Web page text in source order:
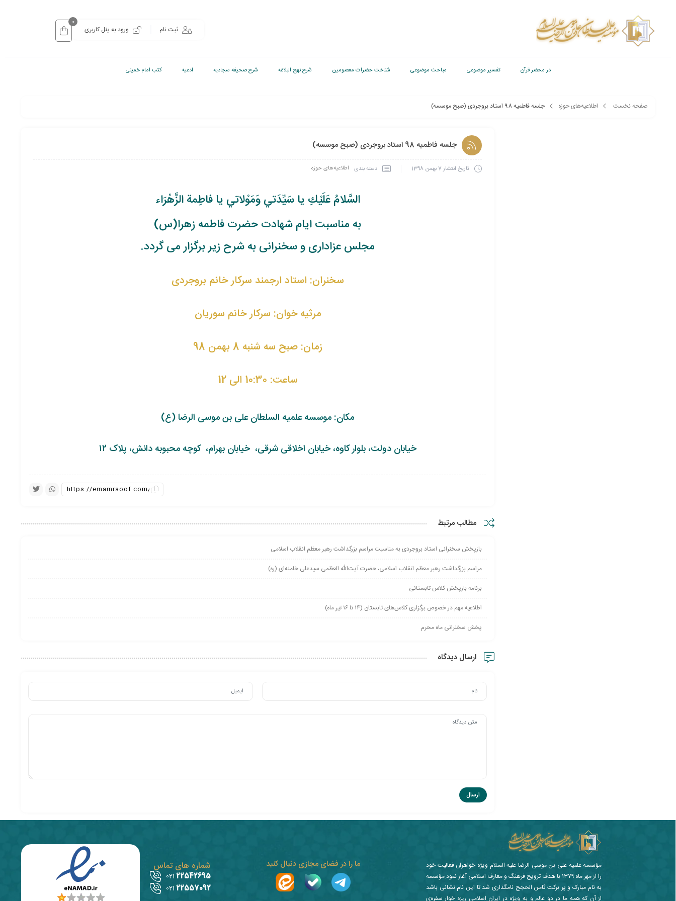
ثبت نام ورود به پنل کاربری
0
در محضر قرآن تفسیر موضوعی مباحث موضوعی شناخت حضرات معصومین شرح نهج البلاغه شرح صحیفه سجادیه ادعیه کتب امام خمینی
صفحه نخست اطلاعیه‌های حوزه جلسه فاطمیه 98 استاد بروجردی (صبح موسسه)
جلسه فاطمیه 98 استاد بروجردی (صبح موسسه)
تاریخ انتشار7 بهمن 1398 دسته بندی اطلاعیه‌های حوزه
السَّلامُ عَلَيْكِ يا سَيِّدَتي وَمَوْلاتي يا فاطِمة الزَّهْرَاء
به مناسبت ایام شهادت حضرت فاطمه زهرا(س)
مجلس عزاداری و سخنرانی به شرح زیر برگزار می گردد.
سخنران: استاد ارجمند سرکار خانم بروجردی
مرثیه خوان: سرکار خانم سوریان
زمان: صبح سه شنبه 8 بهمن 98
ساعت: 10:30 الی 12
مکان: موسسه علمیه السلطان علی بن موسی الرضا (ع)
خیابان دولت، بلوار کاوه، خیابان اخلاقی شرقی، خیابان بهرام، کوچه محبوبه دانش، پلاک ۱۲
مطالب مرتبط
بازپخش سخنرانی استاد بروجردی به مناسبت مراسم بزرگداشت رهبر معظم انقلاب اسلامی
مراسم بزرگداشت رهبر معظم انقلاب اسلامی، حضرت آیت‌الله العظمی سیدعلی خامنه‌ای (ره)
برنامه بازپخش کلاس تابستانی
اطلاعیه مهم در خصوص برگزاری کلاس‌های تابستان (۱۴ تا ۱۶ تیر ماه)
پخش سخنرانی ماه محرم
ارسال دیدگاه
شماره های تماس
22542695
021
22557092
021
ما را در فضای مجازی دنبال کنید
مؤسسه علمیه علی بن موسی الرضا علیه السلام ویژه خواهران فعالیت خود
را از مهر ماه ۱۳۷۹ با هدف ترویج فرهنگ و معارف اسلامی آغاز نمود.مؤسسه
به نام مبارک و پر برکت ثامن الحجج نامگذاری شد تا این نام نشانی باشد
از آن که همه ما در دو عالم و به ویژه در ایران اسلامی ریزه خوار سفره‌ی